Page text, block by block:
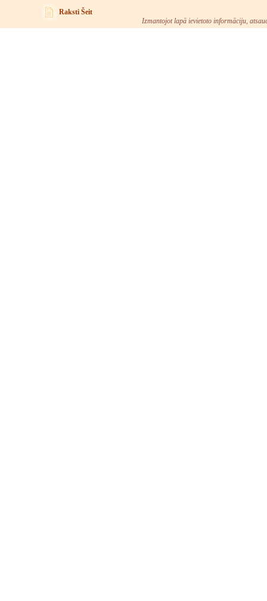
Raksti Šeit
Izmantojot lapā ievietoto informāciju,